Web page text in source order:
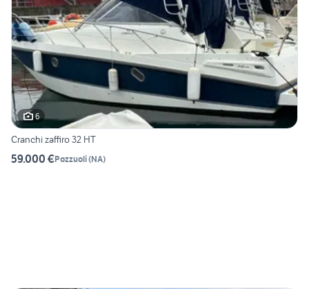
6
Cranchi zaffiro 32 HT
59.000 €Pozzuoli(NA)